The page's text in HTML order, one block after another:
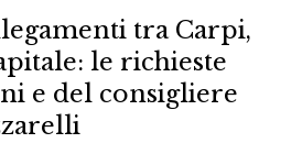
tra Carpi,
le richieste
e del consigliere